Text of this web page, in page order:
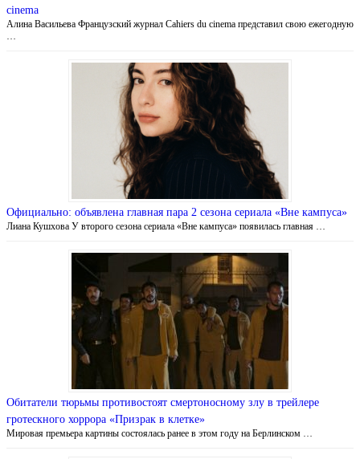
cinema
Алина Васильева Французский журнал Cahiers du cinema представил свою ежегодную
…
Официально: объявлена главная пара 2 сезона сериала «Вне кампуса»
Лиана Кушхова У второго сезона сериала «Вне кампуса» появилась главная …
Обитатели тюрьмы противостоят смертоносному злу в трейлере
гротескного хоррора «Призрак в клетке»
Мировая премьера картины состоялась ранее в этом году на Берлинском …